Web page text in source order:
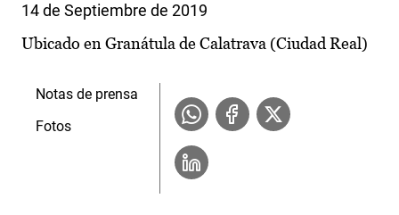
14 de Septiembre de 2019
Ubicado en Granátula de Calatrava (Ciudad Real)
Notas de prensa
Fotos